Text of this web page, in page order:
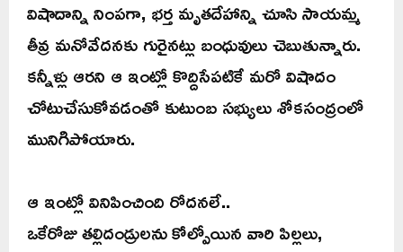
విషాదాన్ని నింపగా, భర్త మృతదేహాన్ని చూసి సాయమ్మ
తీవ్ర మనోవేదనకు గురైనట్లు బంధువులు చెబుతున్నారు.
కన్నీళ్లు ఆరని ఆ ఇంట్లో కొద్దిసేపటికే మరో విషాదం
చోటుచేసుకోవడంతో కుటుంబ సభ్యులు శోకసంద్రంలో
మునిగిపోయారు.
ఆ ఇంట్లో వినిపించింది రోదనలే..
ఒకేరోజు తల్లిదండ్రులను కోల్పోయిన వారి పిల్లలు,